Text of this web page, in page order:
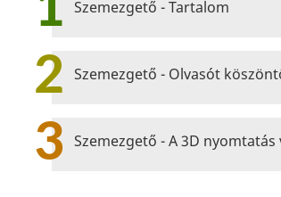
Szemezgető - Tartalom
2 Szemezgető - Olvasót
3 Szemezgető - A 3D nyomtatás